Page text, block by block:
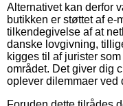
Alternativet kan derfor
butikken er støttet af
tilkendegivelse af at
danske lovgivning,
kigges til af jurister
området. Det giver dig
oplever dilemmaer ved